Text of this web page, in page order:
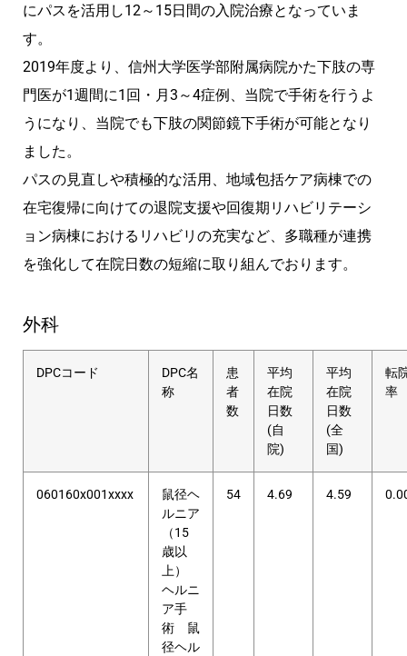
にパスを活用し12～15日間の入院治療となっていま
す。
2019年度より、信州大学医学部附属病院かた下肢の専
門医が1週間に1回・月3～4症例、当院で手術を行うよ
うになり、当院でも下肢の関節鏡下手術が可能となり
ました。
パスの見直しや積極的な活用、地域包括ケア病棟での
在宅復帰に向けての退院支援や回復期リハビリテーシ
ョン病棟におけるリハビリの充実など、多職種が連携
を強化して在院日数の短縮に取り組んでおります。
外科
DPCコード
DPC名
称
患
者
数
平均
在院
日数
(自
院)
平均
在院
日数
(全
国)
転
率
060160x001xxxx
鼠径ヘ
ルニア
（15
歳以
上）
ヘルニ
ア手
術 鼠
径ヘル
54 4.69 4.59